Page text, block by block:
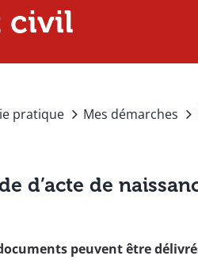
civil
pratique Mes démarches
d’acte de
peuvent être